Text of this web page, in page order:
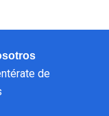
de